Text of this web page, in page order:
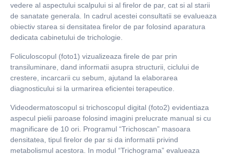
vedere al aspectului scalpului si al firelor de par, cat si al starii
de sanatate generala. In cadrul acestei consultatii se evalueaza
obiectiv starea si densitatea firelor de par folosind aparatura
dedicata cabinetului de trichologie.
Foliculoscopul (foto1) vizualizeaza firele de par prin
transiluminare, dand informatii asupra structurii, ciclului de
crestere, incarcarii cu sebum, ajutand la elaborarea
diagnosticului si la urmarirea eficientei terapeutice.
Videodermatoscopul si trichoscopul digital (foto2) evidentiaza
aspecul pielii paroase folosind imagini prelucrate manual si cu
magnificare de 10 ori. Programul “Trichoscan” masoara
densitatea, tipul firelor de par si da informatii privind
metabolismul acestora. In modul “Trichograma” evalueaza